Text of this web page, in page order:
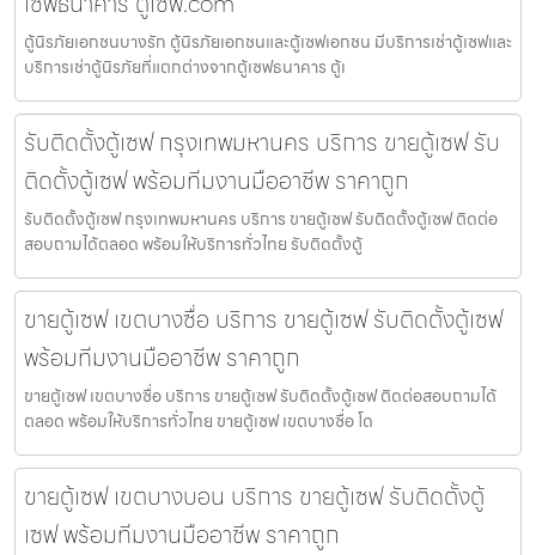
ตู้นิรภัยเอกชนบางรัก ตู้นิรภัยเอกชนและตู้เซฟเอกชน มีบริการเช่าตู้เซฟและ
บริการเช่าตู้นิรภัยที่แตกต่างจากตู้เซฟธนาคาร ตู้เ
รับติดตั้งตู้เซฟ กรุงเทพมหานคร บริการ ขายตู้เซฟ รับ
ติดตั้งตู้เซฟ พร้อมทีมงานมืออาชีพ ราคาถูก
รับติดตั้งตู้เซฟ กรุงเทพมหานคร บริการ ขายตู้เซฟ รับติดตั้งตู้เซฟ ติดต่อ
สอบถามได้ตลอด พร้อมให้บริการทั่วไทย รับติดตั้งตู้
ขายตู้เซฟ เขตบางซื่อ บริการ ขายตู้เซฟ รับติดตั้งตู้เซฟ
พร้อมทีมงานมืออาชีพ ราคาถูก
ขายตู้เซฟ เขตบางซื่อ บริการ ขายตู้เซฟ รับติดตั้งตู้เซฟ ติดต่อสอบถามได้
ตลอด พร้อมให้บริการทั่วไทย ขายตู้เซฟ เขตบางซื่อ โด
ขายตู้เซฟ เขตบางบอน บริการ ขายตู้เซฟ รับติดตั้งตู้
เซฟ พร้อมทีมงานมืออาชีพ ราคาถูก